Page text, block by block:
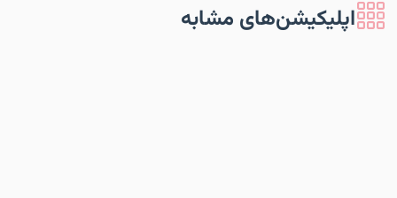
اپلیکیشن‌های مشابه